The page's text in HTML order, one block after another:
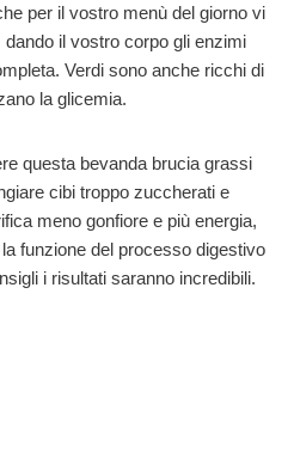
per il vostro menù del giorno vi
il vostro corpo gli enzimi
Verdi sono anche ricchi di
la glicemia.
questa bevanda brucia grassi
cibi troppo zuccherati e
meno gonfiore e più energia,
funzione del processo digestivo
i risultati saranno incredibili.